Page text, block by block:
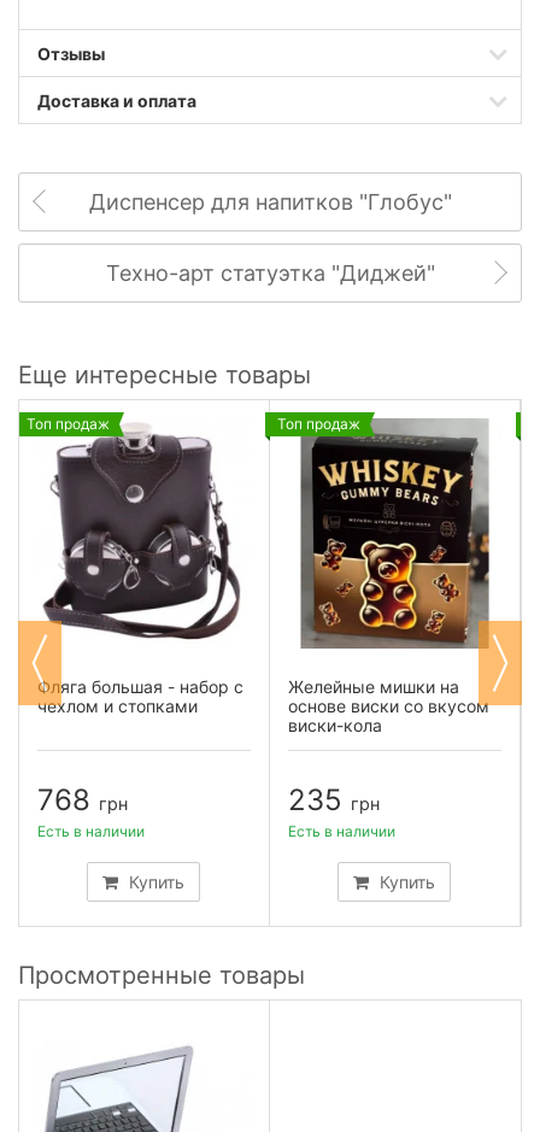
Отзывы
Доставка и оплата
Диспенсер для напитков "Глобус"
Техно-арт статуэтка "Диджей"
Еще интересные товары
Топ продаж
Фляга большая - набор с
чехлом и стопками
768 грн
Купить
Есть в наличии
Топ продаж
Желейные мишки на
основе виски со вкусом
виски-кола
235 грн
Купить
Есть в наличии
Просмотренные товары